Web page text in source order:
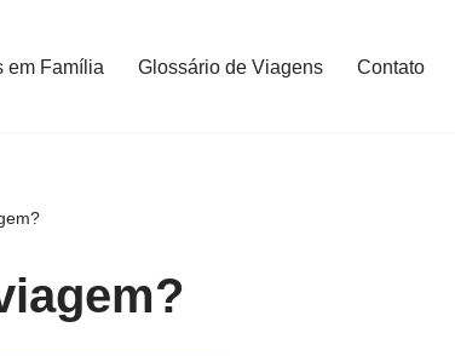
em Família Glossário de Viagens Contato